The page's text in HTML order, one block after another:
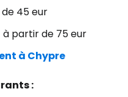
45 eur
partir de 75 eur
à Chypre
: